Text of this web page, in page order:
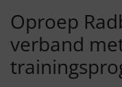
Oproep
verband